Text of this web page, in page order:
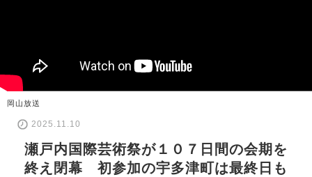
岡山放送
2025.11.10
瀬戸内国際芸術祭が１０７日間の会期を
終え閉幕 初参加の宇多津町は最終日も